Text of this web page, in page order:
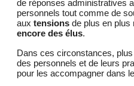
de réponses administratives
personnels tout comme de
aux tensions de plus en plus
encore des élus.
Dans ces circonstances,
des personnels et de leurs
pour les accompagner dans